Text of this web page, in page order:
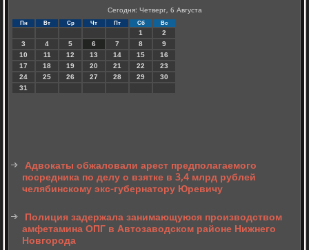
Сегодня: Четверг, 6 Августа
Пн Вт Ср Чт Пт Сб Вс
1
2
3
4 5 6 7 8
9
10
11 12 13 14 15
16
17
18 19 20 21 22
23
24
25 26 27 28 29
30
31
Адвокаты обжаловали арест предполагаемого
посредника по делу о взятке в 3,4 млрд рублей
челябинскому экс-губернатору Юревичу
Полиция задержала занимающуюся производством
амфетамина ОПГ в Автозаводском районе Нижнего
Новгорода